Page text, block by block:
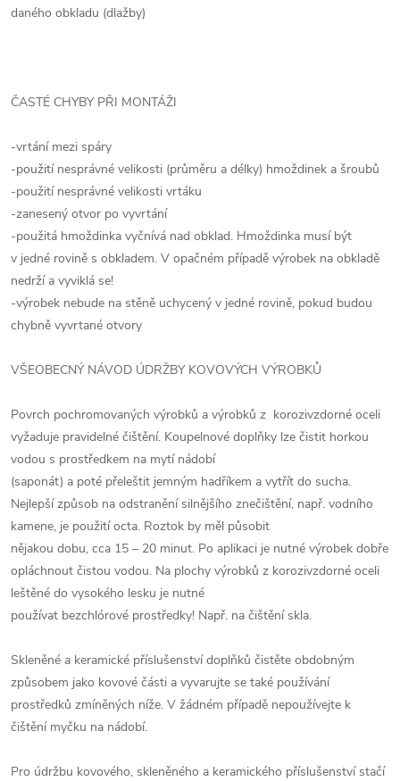
daného obkladu (dlažby)
ČASTÉ CHYBY PŘI MONTÁŽI
-vrtání mezi spáry
-použití nesprávné velikosti (průměru a délky) hmoždinek a šroubů
-použití nesprávné velikosti vrtáku
-zanesený otvor po vyvrtání
-použitá hmoždinka vyčnívá nad obklad. Hmoždinka musí být
v jedné rovině s obkladem. V opačném případě výrobek na obkladě
nedrží a vyviklá se!
-výrobek nebude na stěně uchycený v jedné rovině, pokud budou
chybně vyvrtané otvory
VŠEOBECNÝ NÁVOD ÚDRŽBY KOVOVÝCH VÝROBKŮ
Povrch pochromovaných výrobků a výrobků z korozivzdorné oceli
vyžaduje pravidelné čištění. Koupelnové doplňky lze čistit horkou
vodou s prostředkem na mytí nádobí
(saponát) a poté přeleštit jemným hadříkem a vytřít do sucha.
Nejlepší způsob na odstranění silnějšího znečištění, např. vodního
kamene, je použití octa. Roztok by měl působit
nějakou dobu, cca 15 – 20 minut. Po aplikaci je nutné výrobek dobře
opláchnout čistou vodou. Na plochy výrobků z korozivzdorné oceli
leštěné do vysokého lesku je nutné
používat bezchlórové prostředky! Např. na čištění skla.
Skleněné a keramické příslušenství doplňků čistěte obdobným
způsobem jako kovové části a vyvarujte se také používání
prostředků zmíněných níže. V žádném případě nepoužívejte k
čištění myčku na nádobí.
Pro údržbu kovového, skleněného a keramického příslušenství stačí